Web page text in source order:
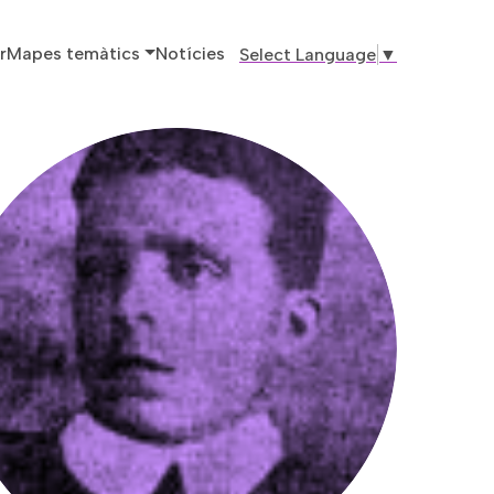
principal
Mapes temàtics Notícies Select Language ▼